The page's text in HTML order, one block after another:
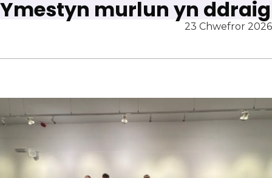
Ymestyn murlun yn ddraig
23 Chwefror 2026